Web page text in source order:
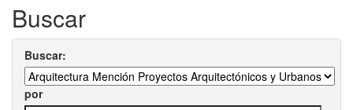
Buscar
Buscar:
por